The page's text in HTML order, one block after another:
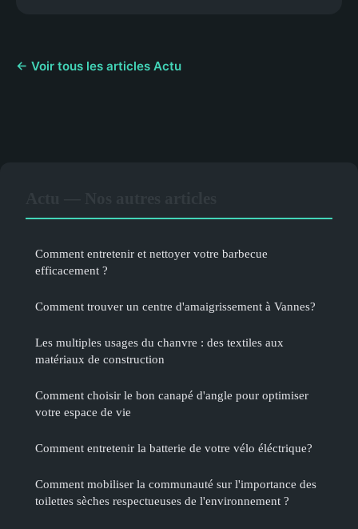
← Voir tous les articles Actu
Comment entretenir et nettoyer votre barbecue
efficacement ?
Comment trouver un centre d'amaigrissement à Vannes?
Les multiples usages du chanvre : des textiles aux
matériaux de construction
Comment choisir le bon canapé d'angle pour optimiser
votre espace de vie
Comment entretenir la batterie de votre vélo éléctrique?
Comment mobiliser la communauté sur l'importance des
toilettes sèches respectueuses de l'environnement ?